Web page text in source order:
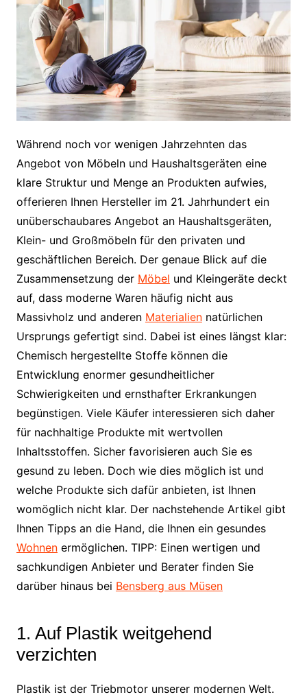
Während noch vor wenigen Jahrzehnten das
Angebot von Möbeln und Haushaltsgeräten eine
klare Struktur und Menge an Produkten aufwies,
offerieren Ihnen Hersteller im 21. Jahrhundert ein
unüberschaubares Angebot an Haushaltsgeräten,
Klein- und Großmöbeln für den privaten und
geschäftlichen Bereich. Der genaue Blick auf die
Zusammensetzung der Möbel und Kleingeräte deckt
auf, dass moderne Waren häufig nicht aus
Massivholz und anderen Materialiennatürlichen
Ursprungs gefertigt sind. Dabei ist eines längst klar:
Chemisch hergestellte Stoffe können die
Entwicklung enormer gesundheitlicher
Schwierigkeiten und ernsthafter Erkrankungen
begünstigen. Viele Käufer interessieren sich daher
für nachhaltige Produkte mit wertvollen
Inhaltsstoffen. Sicher favorisieren auch Sie es
gesund zu leben. Doch wie dies möglich ist und
welche Produkte sich dafür anbieten, ist Ihnen
womöglich nicht klar. Der nachstehende Artikel gibt
Ihnen Tipps an die Hand, die Ihnen ein gesundes
Wohnenermöglichen. TIPP: Einen wertigen und
sachkundigen Anbieter und Berater finden Sie
darüber hinaus bei Bensberg aus Müsen
1. Auf Plastik weitgehend
verzichten
Plastik ist der Triebmotor unserer modernen Welt.